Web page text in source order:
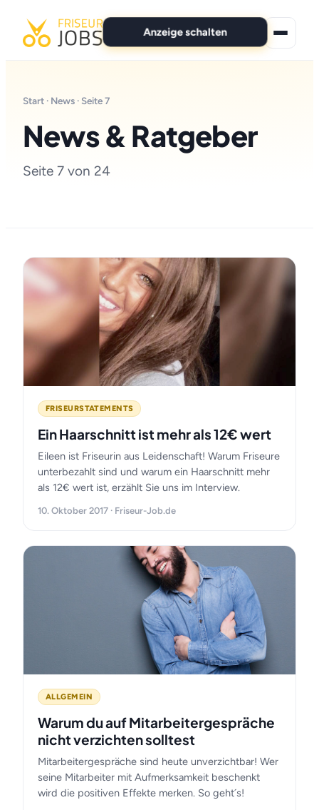
Anzeige schalten
Für Bewerber
Anzeige schalten
Start · News · Seite 7
News & Ratgeber
Seite 7 von 24
FRISEURSTATEMENTS
Ein Haarschnitt ist mehr als 12€ wert
Eileen ist Friseurin aus Leidenschaft! Warum Friseure
unterbezahlt sind und warum ein Haarschnitt mehr
als 12€ wert ist, erzählt Sie uns im Interview.
10. Oktober 2017 · Friseur-Job.de
ALLGEMEIN
Warum du auf Mitarbeitergespräche
nicht verzichten solltest
Mitarbeitergespräche sind heute unverzichtbar! Wer
seine Mitarbeiter mit Aufmerksamkeit beschenkt
wird die positiven Effekte merken. So geht´s!